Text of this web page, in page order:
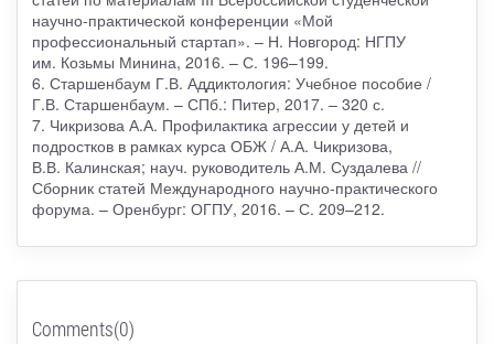
научно-практической конференции «Мой
профессиональный стартап». – Н. Новгород: НГПУ
им. Козьмы Минина, 2016. – С. 196–199.
6. Старшенбаум Г.В. Аддиктология: Учебное пособие /
Г.В. Старшенбаум. – СПб.: Питер, 2017. – 320 с.
7. Чикризова А.А. Профилактика агрессии у детей и
подростков в рамках курса ОБЖ / А.А. Чикризова,
В.В. Калинская; науч. руководитель А.М. Суздалева //
Сборник статей Международного научно-практического
форума. – Оренбург: ОГПУ, 2016. – С. 209–212.
Comments(0)